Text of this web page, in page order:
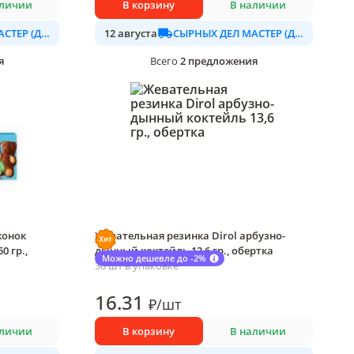
СЫРНЫХ ДЕЛ МАСТЕР (ДАЛИМО)
В корзину В наличии
12 августа
СЫРНЫХ ДЕЛ МАСТЕР (ДАЛИМО)
Всего 2 предложения
гр.,
Можно дешевле до -2%
Жевательная резинка Dirol арбузно-
дынный коктейль 13,6 гр., обертка
30 шт в упаковке
16.31 ₽/шт
В корзину В наличии